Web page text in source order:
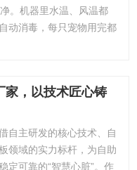
。机器里水温、风温都
动消毒，每只宠物用完都
家，以技术匠心铸
自主研发的核心技术、自
领域的实力标杆，为自助
定可靠的“智慧心脏”。作